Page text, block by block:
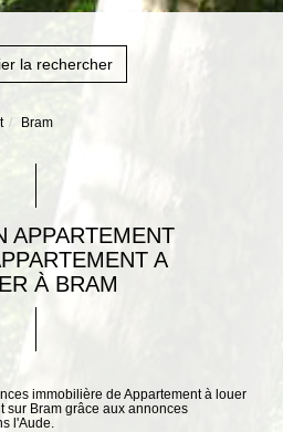
la rechercher
Bram
APPARTEMENT
A
À BRAM
immobilière de Appartement à louer
sur Bram grâce aux annonces
l'Aude.